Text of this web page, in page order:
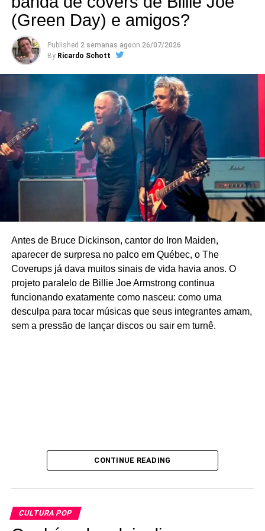
(Green Day) e amigos?
Published 2 semanas agoon 26/07/2026
By Ricardo Schott
Antes de Bruce Dickinson, cantor do Iron Maiden,
aparecer de surpresa no palco em Québec, o The
Coverups já dava muitos sinais de vida havia anos. O
projeto paralelo de Billie Joe Armstrong continua
funcionando exatamente como nasceu: como uma
desculpa para tocar músicas que seus integrantes amam,
sem a pressão de lançar discos ou sair em turnê.
CONTINUE READING
CULTURA POP